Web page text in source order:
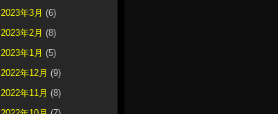
2023年3月 (6)
2023年2月 (8)
2023年1月 (5)
2022年12月 (9)
2022年11月 (8)